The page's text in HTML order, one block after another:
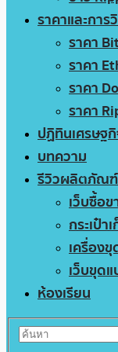
ราคาและการ
ราคา
ราคา
ราคา
ราคา
ปฏิทินเศรษฐ
บทความ
รีวิวผลิตภัณฑ์
เว็บซื้อ
กระเป๋า
เครื่อง
เว็บขุด
ห้องเรียน